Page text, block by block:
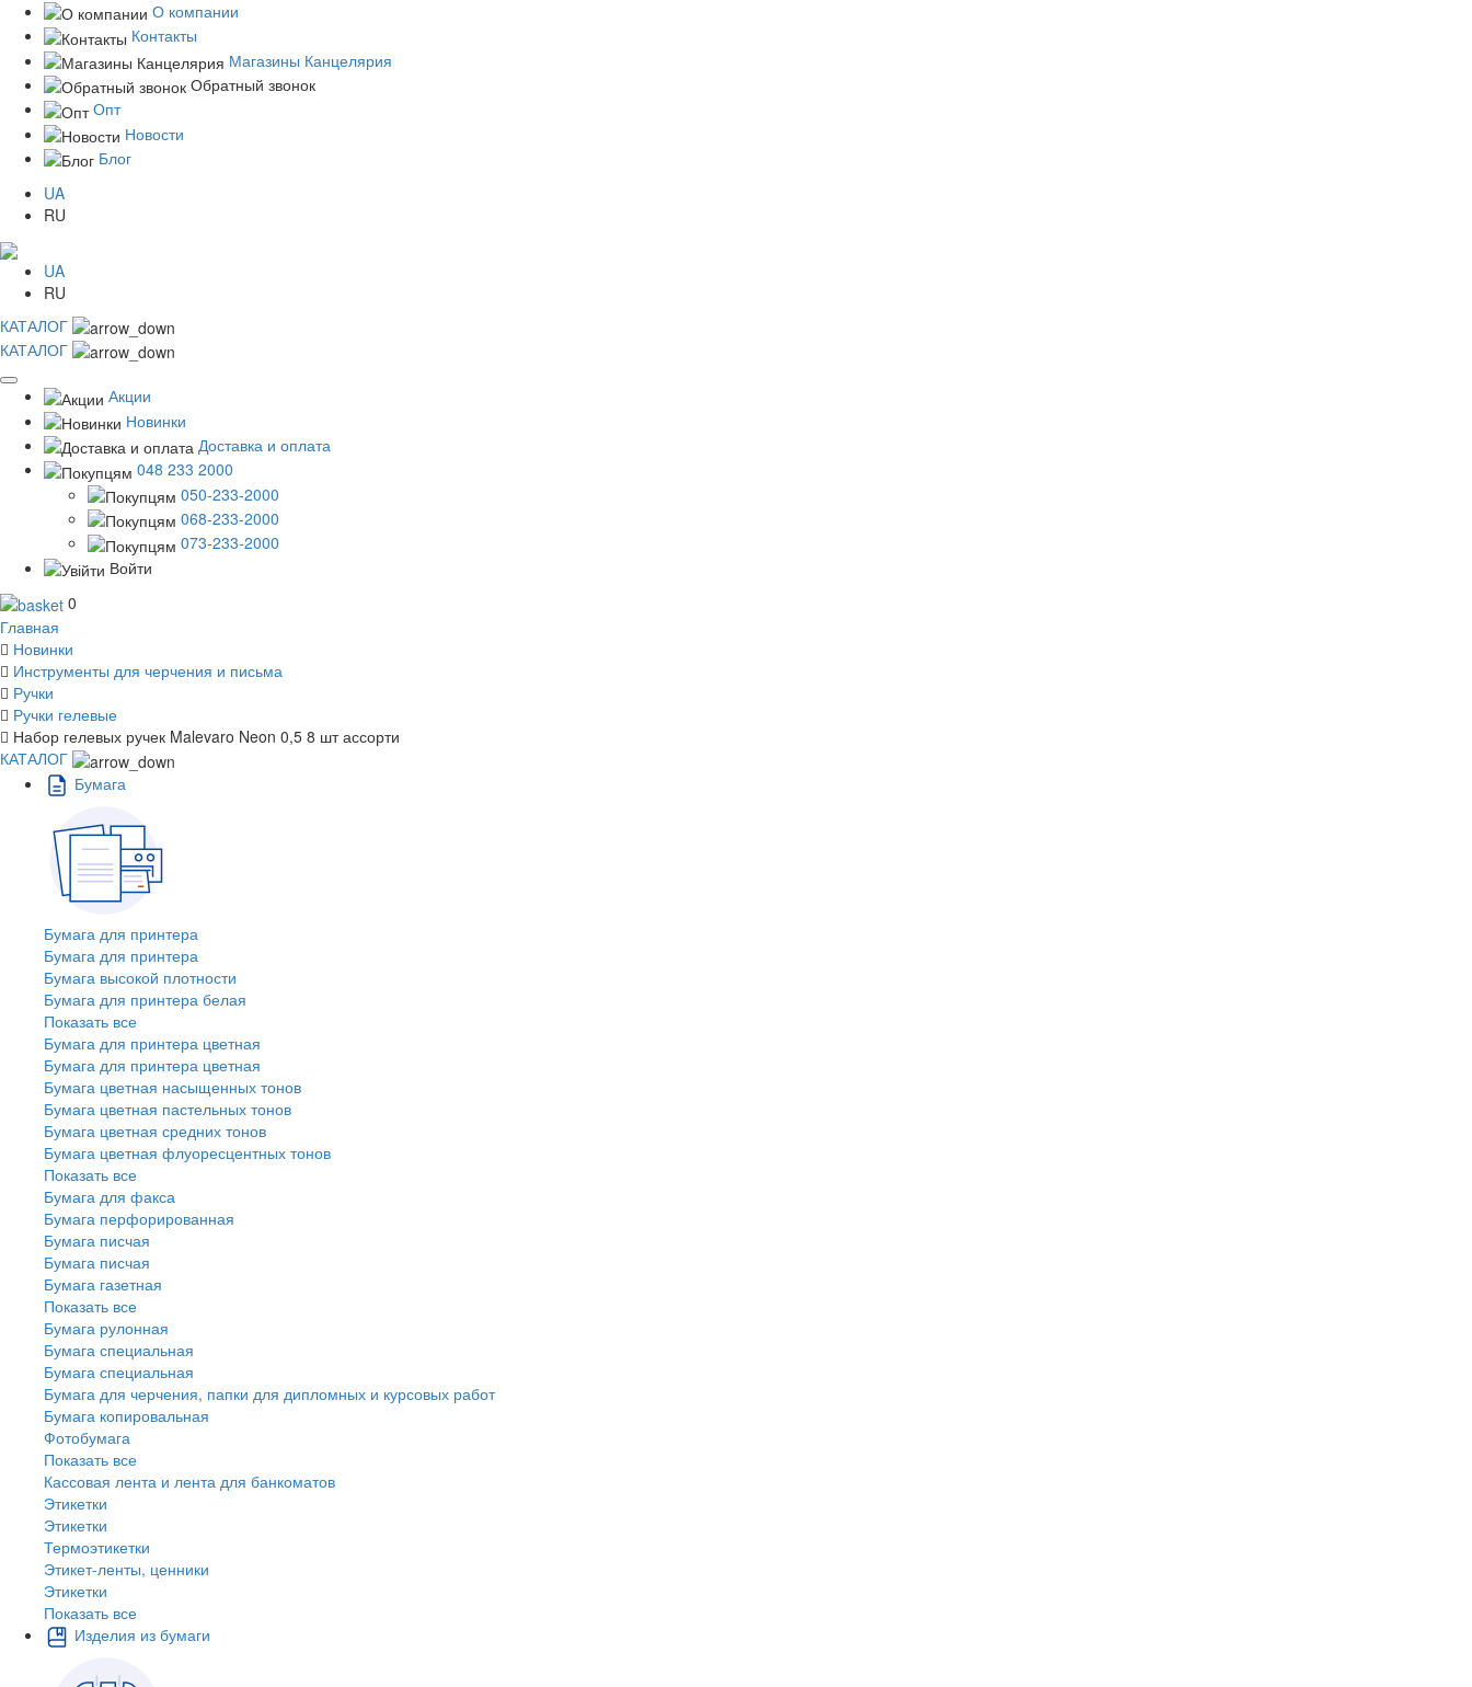
О компании
Контакты
Магазины Канцелярия
Обратный звонок
Опт
Новости
Блог
UA
RU
UA
RU
КАТАЛОГ
КАТАЛОГ
Акции
Новинки
Доставка и оплата
048 233 2000
050-233-2000
068-233-2000
073-233-2000
Войти
0
Главная
Новинки
Инструменты для черчения и письма
Ручки
Ручки гелевые
Набор гелевых ручек Malevaro Neon 0,5 8 шт ассорти
КАТАЛОГ
Бумага
Бумага для принтера
Бумага для принтера
Бумага высокой плотности
Бумага для принтера белая
Показать все
Бумага для принтера цветная
Бумага для принтера цветная
Бумага цветная насыщенных тонов
Бумага цветная пастельных тонов
Бумага цветная средних тонов
Бумага цветная флуоресцентных тонов
Показать все
Бумага для факса
Бумага перфорированная
Бумага писчая
Бумага писчая
Бумага газетная
Показать все
Бумага рулонная
Бумага специальная
Бумага специальная
Бумага для черчения, папки для дипломных и курсовых работ
Бумага копировальная
Фотобумага
Показать все
Кассовая лента и лента для банкоматов
Этикетки
Этикетки
Термоэтикетки
Этикет-ленты, ценники
Этикетки
Показать все
Изделия из бумаги